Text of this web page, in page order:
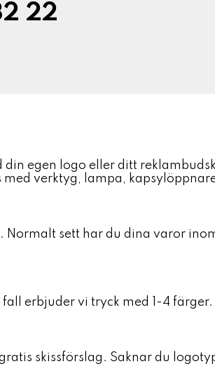
22
egen logo eller ditt
verktyg, lampa,
sett har du dina varor
erbjuder vi tryck med 1-4
skissförslag. Saknar du